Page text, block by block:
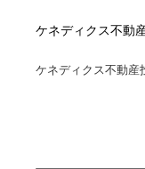
ケネディクス不動
ケネディクス不動産